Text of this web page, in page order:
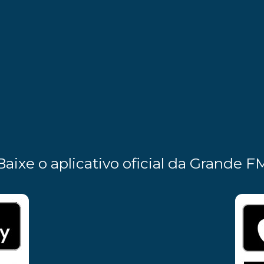
o aplicativo oficial da Grande